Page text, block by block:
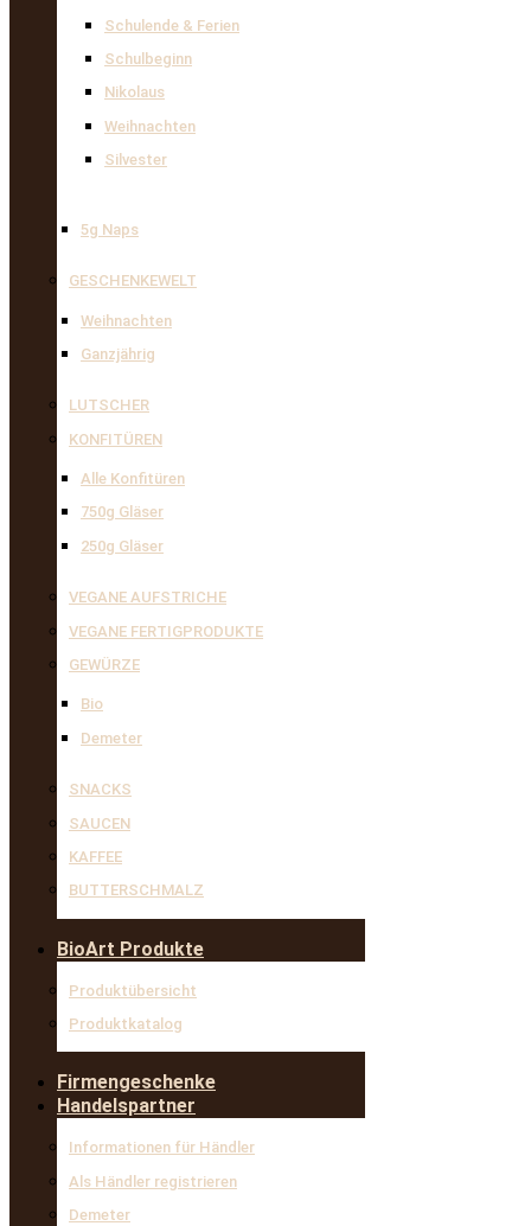
Schulende & Ferien
Schulbeginn
Nikolaus
Weihnachten
Silvester
5g Naps
GESCHENKEWELT
Weihnachten
Ganzjährig
LUTSCHER
KONFITÜREN
Alle Konfitüren
750g Gläser
250g Gläser
VEGANE AUFSTRICHE
VEGANE FERTIGPRODUKTE
GEWÜRZE
Bio
Demeter
SNACKS
SAUCEN
KAFFEE
BUTTERSCHMALZ
BioArt Produkte
Produktübersicht
Produktkatalog
Firmengeschenke
Handelspartner
Informationen für Händler
Als Händler registrieren
Demeter